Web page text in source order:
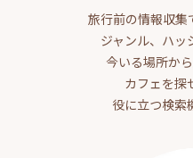
旅行前の情報収集
ジャンル、ハッ
今いる場所か
カフェを探
役に立つ検索